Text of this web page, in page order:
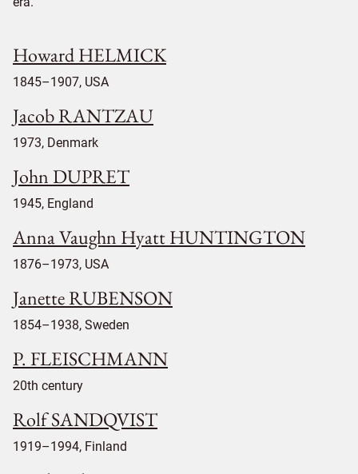
Howard HELMICK
1845–1907, USA
Jacob RANTZAU
1973, Denmark
John DUPRET
1945, England
Anna Vaughn Hyatt HUNTINGTON
1876–1973, USA
Janette RUBENSON
1854–1938, Sweden
P. FLEISCHMANN
20th century
Rolf SANDQVIST
1919–1994, Finland